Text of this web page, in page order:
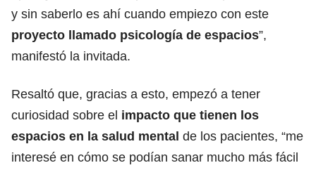
y sin saberlo es ahí cuando empiezo con este
proyecto llamado psicología de espacios”,
manifestó la invitada.
Resaltó que, gracias a esto, empezó a tener
curiosidad sobre el impacto que tienen los
espacios en la salud mental de los pacientes, “me
interesé en cómo se podían sanar mucho más fácil